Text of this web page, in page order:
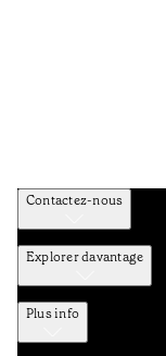
Contactez-nous
Explorer davantage
Plus info